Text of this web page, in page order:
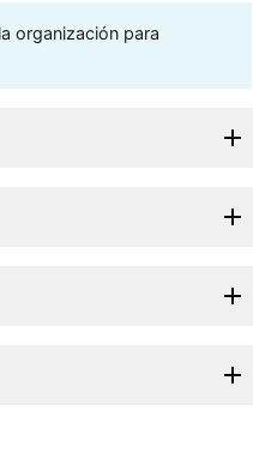
organización para